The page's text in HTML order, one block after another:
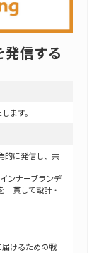
信する
ます。
的に発信し、共
ンナーブランデ
一貫して設計・
けるための戦